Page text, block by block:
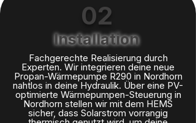
02
Installation
Fachgerechte Realisierung durch
Experten. Wir integrieren deine neue
Propan-Wärmepumpe R290 in Nordhorn
nahtlos in deine Hydraulik. Über eine PV-
optimierte Wärmepumpen-Steuerung in
Nordhorn stellen wir mit dem HEMS
sicher, dass Solarstrom vorrangig